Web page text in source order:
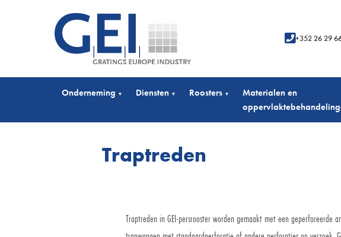
+352 26 29
Onderneming ▾ Diensten ▾ Roosters ▾
Materialen en
Traptreden
Traptreden in GEI-persrooster worden gemaakt met een geperforeerde